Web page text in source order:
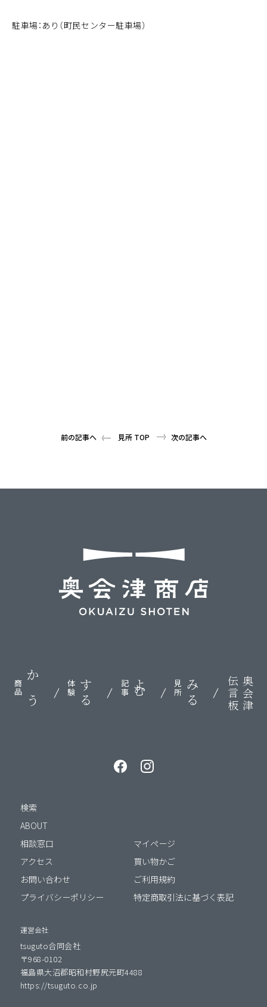
駐車場：あり（町民センター駐車場）
前の記事へ 見所 TOP 次の記事へ
かう
商品 する
体験 よむ
記事 みる
見所 奥会津
伝言板
検索
ABOUT
相談窓口
アクセス
お問い合わせ
プライバシーポリシー
マイページ
買い物かご
ご利用規約
特定商取引法に基づく表記
運営会社
tsuguto合同会社
〒968-0102
福島県大沼郡昭和村野尻元町4488
https://tsuguto.co.jp